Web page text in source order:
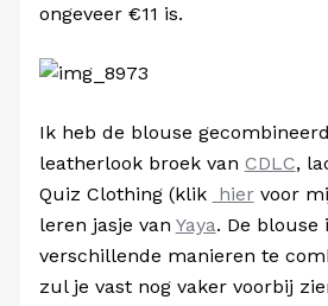
ongeveer €11 is.
Ik heb de blouse
leatherlook broek van CDLC,
Quiz Clothing (klik hiervoor
leren jasje van Yaya. De blouse
verschillende manieren te
zul je vast nog vaker voorbij